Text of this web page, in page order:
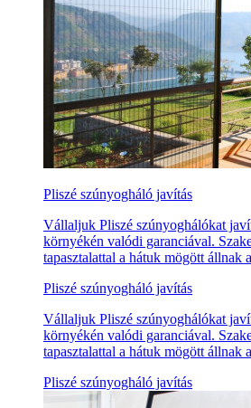
Pliszé szúnyogháló javítás
Vállaljuk Pliszé szúnyoghálókat
környékén valódi garanciával.
tapasztalattal a hátuk mögött állnak
Pliszé szúnyogháló javítás
Vállaljuk Pliszé szúnyoghálókat
környékén valódi garanciával.
tapasztalattal a hátuk mögött állnak
Pliszé szúnyogháló javítás